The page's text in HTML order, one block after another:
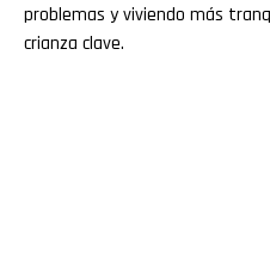
problemas y viviendo más
crianza clave.